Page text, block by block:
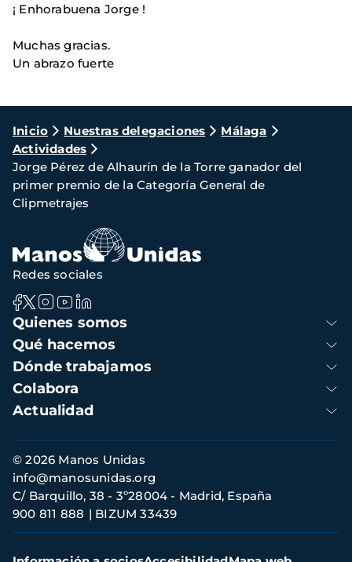
¡ Enhorabuena Jorge !
Muchas gracias.
Un abrazo fuerte
Ruta
de
navegación
Inicio Nuestras delegaciones
Málaga
Actividades
Jorge Pérez de Alhaurín de la Torre ganador del
primer premio de la Categoría General de
Clipmetrajes
Navegación
principal
Quienes somos
Qué hacemos
Dónde trabajamos
Colabora
Actualidad
Redes sociales
Información
de
contacto
© 2026 Manos Unidas
C/ Barquillo, 38 - 3º28004 - Madrid, España
900 811 888
BIZUM 33439
info@manosunidas.org